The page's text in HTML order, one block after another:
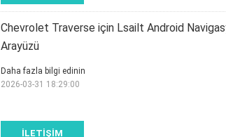
Chevrolet Traverse için Lsailt Android
Arayüzü
İLETIŞIM
Daha fazla bilgi edinin
2026-03-31 18:29:00